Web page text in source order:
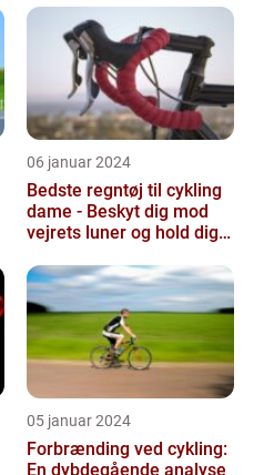
06 januar 2024
Bedste regntøj til cykling
dame - Beskyt dig mod
vejrets luner og hold dig
05 januar 2024
Forbrænding ved cykling:
En dybdegående analyse